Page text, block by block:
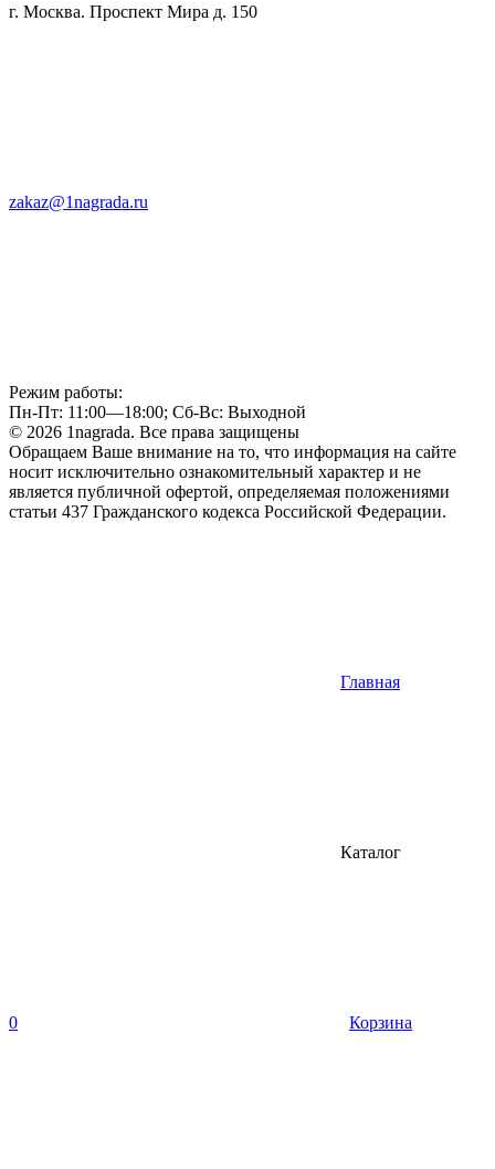
г. Москва. Проспект Мира д. 150
zakaz@1nagrada.ru
Режим работы:
Пн-Пт: 11:00—18:00; Сб-Вс: Выходной
© 2026 1nagrada. Все права защищены
Обращаем Ваше внимание на то, что информация на сайте
носит исключительно ознакомительный характер и не
является публичной офертой, определяемая положениями
статьи 437 Гражданского кодекса Российской Федерации.
Главная
Каталог
0 Корзина